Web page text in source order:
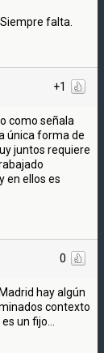
falta.
+1
como señala
única forma de
juntos requiere
en ellos es
0
hay algún
contexto
un fijo...